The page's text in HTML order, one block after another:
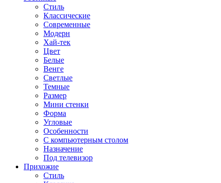
Стиль
Классические
Современные
Модерн
Хай-тек
Цвет
Белые
Венге
Светлые
Темные
Размер
Мини стенки
Форма
Угловые
Особенности
С компьютерным столом
Назначение
Под телевизор
Прихожие
Стиль